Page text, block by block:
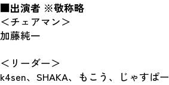
■出演者 ※敬称略
＜チェアマン＞
加藤純一
＜リーダー＞
k4sen、SHAKA、もこう、じゃすぱー